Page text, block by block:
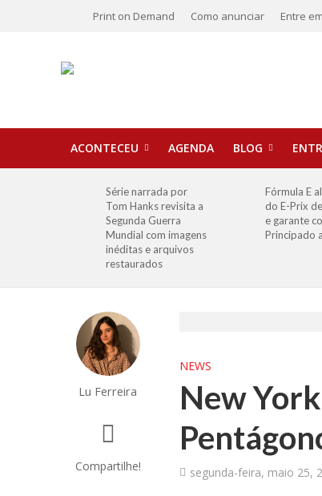
Print on Demand Como anunciar Entre
ACONTECEU AGENDA BLOG
Série narrada por
Tom Hanks revisita a
Segunda Guerra
Mundial com imagens
inéditas e arquivos
restaurados
Fórmula E
do E-Prix
e garante
Principado
Lu Ferreira
Compartilhe!
NEWS
New
segunda-feira, maio 25,